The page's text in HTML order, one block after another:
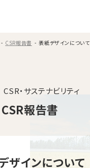
CSR報告書 表紙デザインについて
CSR・サステナビリティ
CSR報告書
ザインについて